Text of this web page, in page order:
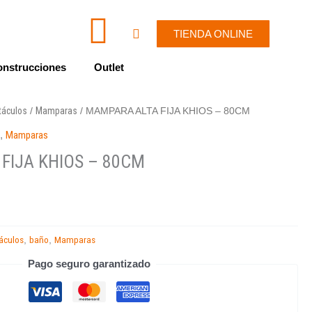
c
o
-
n
v
W
h
a
s
p
Cart TIENDA ONLINE
Outlet
/ Mamparas / MAMPARA ALTA FIJA KHIOS – 80CM
,Mamparas
KHIOS – 80CM
,baño ,Mamparas
Pago seguro garantizado